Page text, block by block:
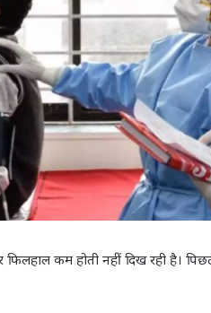
फिलहाल कम होती नहीं दिख रही है।